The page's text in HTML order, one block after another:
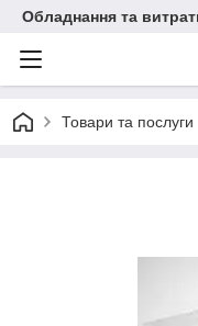
Обладнання та
Товари та послуги